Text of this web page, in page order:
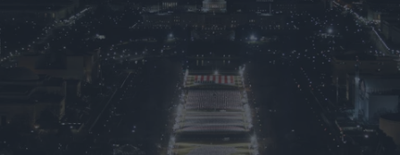
STORIES
ΕΚΛΟΓΕΣ
TRAVEL
ΥΓΕΙΑ
ΟΛΥΜΠΙΑΚΟΙ ΑΓΩΝΕΣ
GREEN
iAUTOKINITO